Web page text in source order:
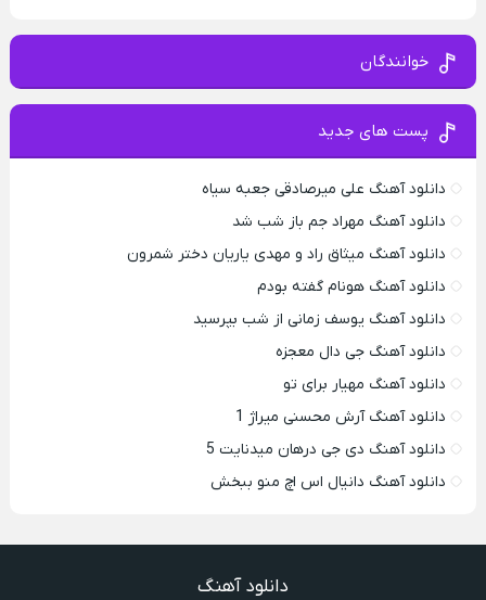
خوانندگان
پست های جدید
دانلود آهنگ علی میرصادقی جعبه سیاه
دانلود آهنگ مهراد جم باز شب شد
دانلود آهنگ میثاق راد و مهدی یاریان دختر شمرون
دانلود آهنگ هونام گفته بودم
دانلود آهنگ یوسف زمانی از شب بپرسید
دانلود آهنگ جی دال معجزه
دانلود آهنگ مهیار برای تو
دانلود آهنگ آرش محسنی میراژ 1
دانلود آهنگ دی جی درهان میدنایت 5
دانلود آهنگ دانیال اس اچ منو ببخش
دانلود آهنگ